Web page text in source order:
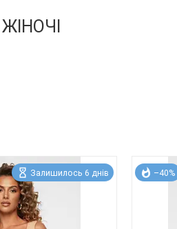
Залишилось 6 днів –40%